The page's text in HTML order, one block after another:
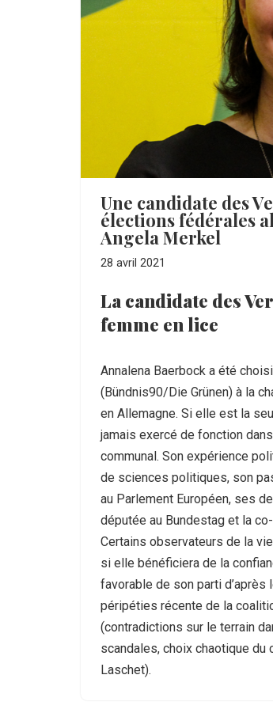
Une candidate des
élections fédérales
Angela Merkel
28 avril 2021
La candidate des
femme en lice
Annalena Baerbock a été
(Bündnis90/Die Grünen) à la
en Allemagne. Si elle est la
jamais exercé de fonction
communal. Son expérience
de sciences politiques, son
au Parlement Européen, ses
députée au Bundestag et la
Certains observateurs de la
si elle bénéficiera de la
favorable de son parti
péripéties récente de la
(contradictions sur le terrain
scandales, choix chaotique du
Laschet).